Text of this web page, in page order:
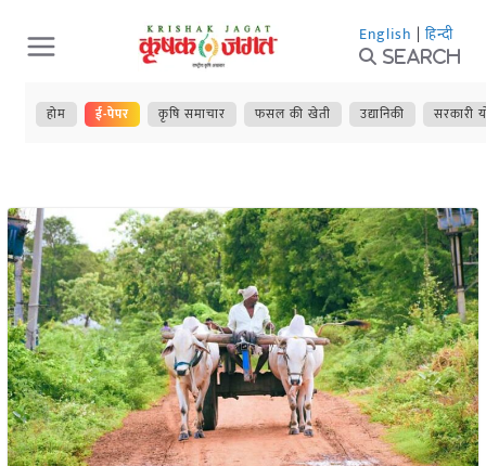
Skip
to
content
English | हिन्दी
Search
होम ई-पेपर कृषि समाचार फसल की खेती उद्यानिकी सरकारी